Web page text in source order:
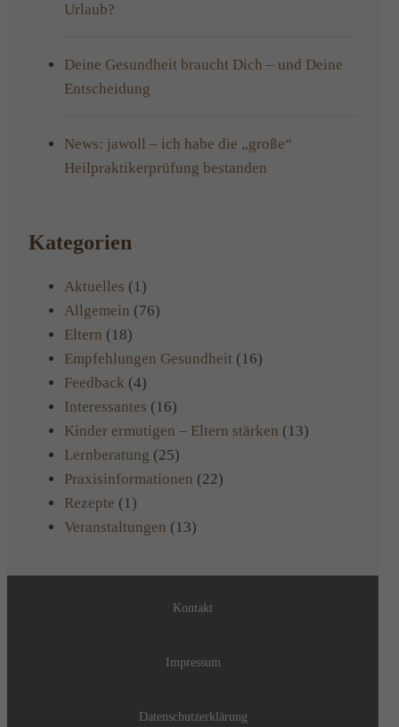
Urlaub?
Deine Gesundheit braucht Dich – und Deine
Entscheidung
News: jawoll – ich habe die „große“
Heilpraktikerprüfung bestanden
Kategorien
Aktuelles (1)
Allgemein (76)
Eltern (18)
Empfehlungen Gesundheit (16)
Feedback (4)
Interessantes (16)
Kinder ermutigen – Eltern stärken (13)
Lernberatung (25)
Praxisinformationen (22)
Rezepte (1)
Veranstaltungen (13)
Kontakt
Impressum
Datenschutzerklärung